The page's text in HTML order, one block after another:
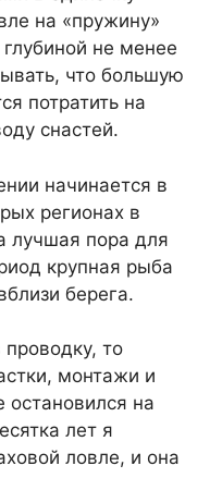
на «пружину»
не менее
что большую
потратить на
снастей.
начинается в
регионах в
лучшая пора для
крупная рыба
берега.
проводку, то
монтажи и
остановился на
лет я
ловле, и она